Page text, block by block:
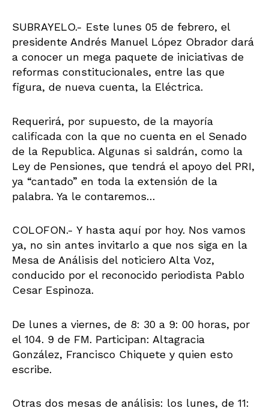
SUBRAYELO.- Este lunes 05 de febrero, el
presidente Andrés Manuel López Obrador dará
a conocer un mega paquete de iniciativas de
reformas constitucionales, entre las que
figura, de nueva cuenta, la Eléctrica.
Requerirá, por supuesto, de la mayoría
calificada con la que no cuenta en el Senado
de la Republica. Algunas si saldrán, como la
Ley de Pensiones, que tendrá el apoyo del PRI,
ya “cantado” en toda la extensión de la
palabra. Ya le contaremos…
COLOFON.- Y hasta aquí por hoy. Nos vamos
ya, no sin antes invitarlo a que nos siga en la
Mesa de Análisis del noticiero Alta Voz,
conducido por el reconocido periodista Pablo
Cesar Espinoza.
De lunes a viernes, de 8: 30 a 9: 00 horas, por
el 104. 9 de FM. Participan: Altagracia
González, Francisco Chiquete y quien esto
escribe.
Otras dos mesas de análisis: los lunes, de 11: